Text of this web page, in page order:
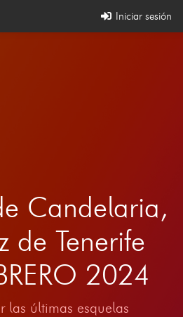
Iniciar sesión
Candelaria,
de Tenerife
2024
las últimas esquelas